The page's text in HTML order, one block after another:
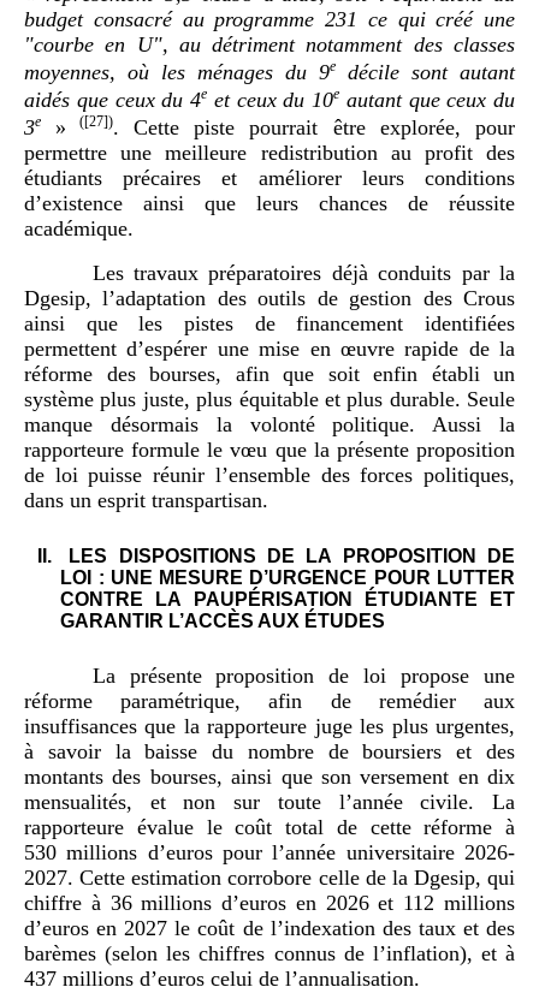
budget consacré au programme 231 ce qui créé une
"courbe en U", au détriment notamment des classes
moyennes, où les ménages du 9e
décile sont autant
aidés que ceux du 4e et ceux du 10e autant que ceux du
3e » ([27]). Cette piste pourrait être explorée, pour
permettre une meilleure redistribution au profit des
étudiants précaires et améliorer leurs conditions
d’existence ainsi que leurs chances de réussite
académique.
Les travaux préparatoires déjà conduits par la
Dgesip, l’adaptation des outils de gestion des Crous
ainsi que les pistes de financement identifiées
permettent d’espérer une mise en œuvre rapide de la
réforme des bourses, afin que soit enfin établi un
système plus juste, plus équitable et plus durable. Seule
manque désormais la volonté politique. Aussi la
rapporteure formule le vœu que la présente proposition
de loi puisse réunir l’ensemble des forces politiques,
dans un esprit transpartisan.
LES DISPOSITIONS DE LA PROPOSITION DE
LOI : UNE MESURE D’URGENCE POUR LUTTER
CONTRE LA PAUPÉRISATION ÉTUDIANTE ET
GARANTIR L’ACCÈS AUX ÉTUDES
La présente proposition de loi propose une
réforme paramétrique, afin de remédier aux
insuffisances que la rapporteure juge les plus urgentes,
à savoir la baisse du nombre de boursiers et des
montants des bourses, ainsi que son versement en dix
mensualités, et non sur toute l’année civile. La
rapporteure évalue le coût total de cette réforme à
530 millions d’euros pour l’année universitaire 2026-
2027. Cette estimation corrobore celle de la Dgesip, qui
chiffre à 36 millions d’euros en 2026 et 112 millions
d’euros en 2027 le coût de l’indexation des taux et des
barèmes (selon les chiffres connus de l’inflation), et à
437 millions d’euros celui de l’annualisation.